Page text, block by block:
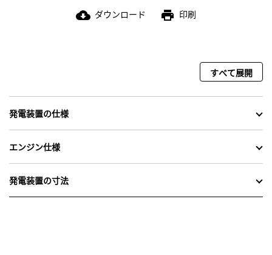
cloud_download ダウンロード print 印刷
すべて展開
発電装置の仕様
エンジン仕様
発電装置の寸法